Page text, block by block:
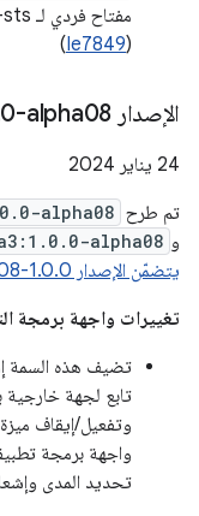
(
Ie7849
)
الإصدار ‎1 0-alpha08
‫24 يناير 2024
تم طرح alpha08
و alpha08
يتضمّن الإصدار 1.0.0-alpha08 هذه التعديلات.
تغييرات واجهة برمجة
تضيف هذه السمة
تابع لجهة
وتفعيل/إيقاف
واجهة برمجة
تحديد المدى